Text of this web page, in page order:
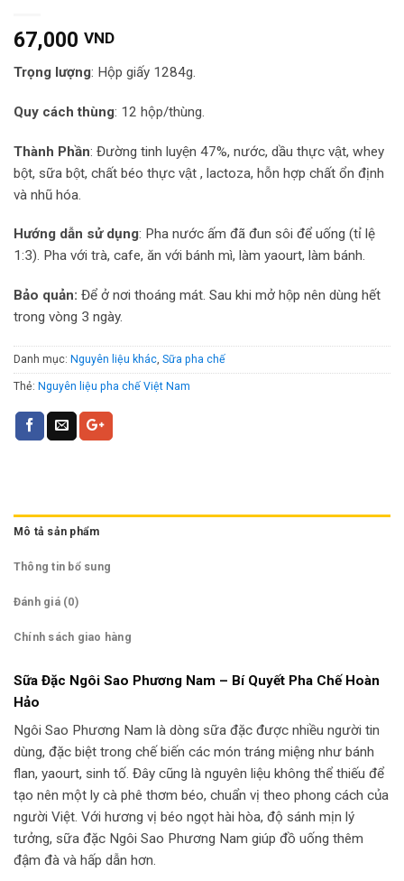
67,000 VND
Trọng lượng: Hộp giấy 1284g.
Quy cách thùng: 12 hộp/thùng.
Thành Phần: Đường tinh luyện 47%, nước, dầu thực vật, whey
bột, sữa bột, chất béo thực vật , lactoza, hỗn hợp chất ổn định
và nhũ hóa.
Hướng dẫn sử dụng: Pha nước ấm đã đun sôi để uống (tỉ lệ
1:3). Pha với trà, cafe, ăn với bánh mì, làm yaourt, làm bánh.
Bảo quản: Để ở nơi thoáng mát. Sau khi mở hộp nên dùng hết
trong vòng 3 ngày.
Danh mục: Nguyên liệu khác, Sữa pha chế
Thẻ: Nguyên liệu pha chế Việt Nam
Mô tả sản phẩm
Thông tin bổ sung
Đánh giá (0)
Chính sách giao hàng
Sữa Đặc Ngôi Sao Phương Nam – Bí Quyết Pha Chế Hoàn
Hảo
Ngôi Sao Phương Nam là dòng sữa đặc được nhiều người tin
dùng, đặc biệt trong chế biến các món tráng miệng như bánh
flan, yaourt, sinh tố. Đây cũng là nguyên liệu không thể thiếu để
tạo nên một ly cà phê thơm béo, chuẩn vị theo phong cách của
người Việt. Với hương vị béo ngọt hài hòa, độ sánh mịn lý
tưởng, sữa đặc Ngôi Sao Phương Nam giúp đồ uống thêm
đậm đà và hấp dẫn hơn.